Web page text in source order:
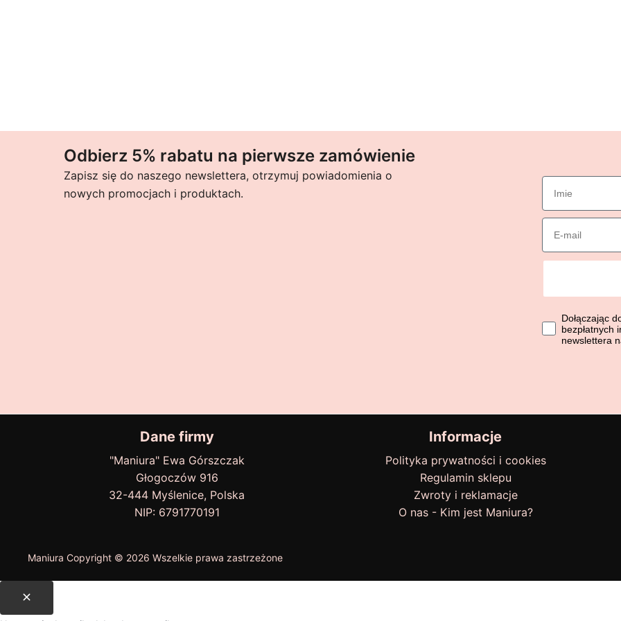
Odbierz 5% rabatu na pierwsze zamówienie
Zapisz się do naszego newslettera, otrzymuj powiadomienia o
nowych promocjach i produktach.
imie
Email
Dołączając do
Dołączając
bezpłatnych
newslettera
Dane firmy
"Maniura" Ewa Górszczak
Głogoczów 916
32-444 Myślenice, Polska
NIP: 6791770191
Informacje
Polityka prywatności i cookies
Regulamin sklepu
Zwroty i reklamacje
O nas - Kim jest Maniura?